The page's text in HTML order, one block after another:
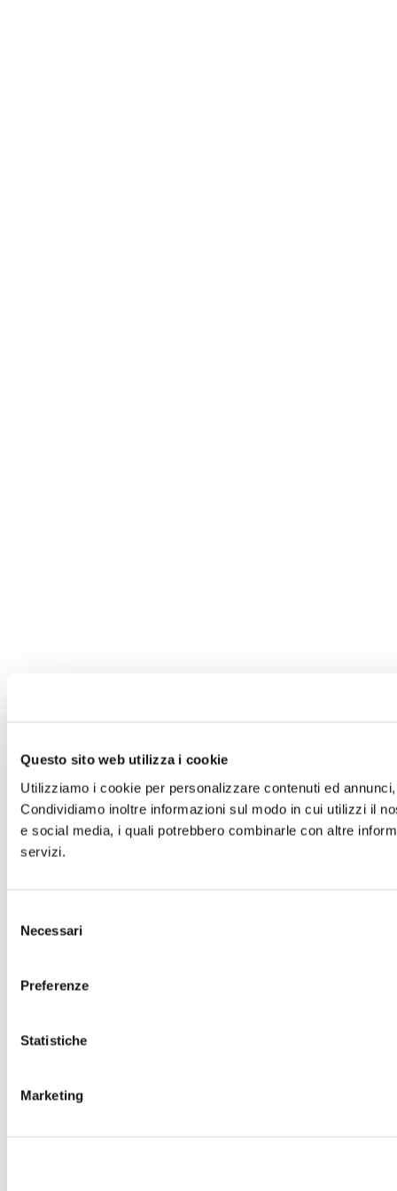
Questo sito web utilizza i cookie
Utilizziamo i cookie per personalizzare contenuti ed
Condividiamo inoltre informazioni sul modo in cui utilizzi il
e social media, i quali potrebbero combinarle con altre
servizi.
delNecessari
Preferenze
Statistiche
Marketing